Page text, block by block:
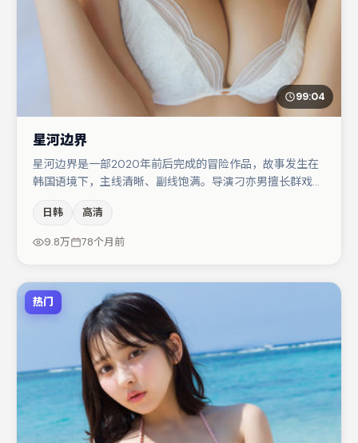
99:04
星河边界
星河边界是一部2020年前后完成的冒险作品，故事发生在
韩国语境下，主线清晰、副线饱满。导演刁亦男擅长群戏与
包括文淇、周迅、赵丽颖等，角色动机前后呼应，适合喜欢
抠台词与伏笔的观众。整体完成度较高，适合周末一口气追
日韩 高清
9.8万 78个月前
热门